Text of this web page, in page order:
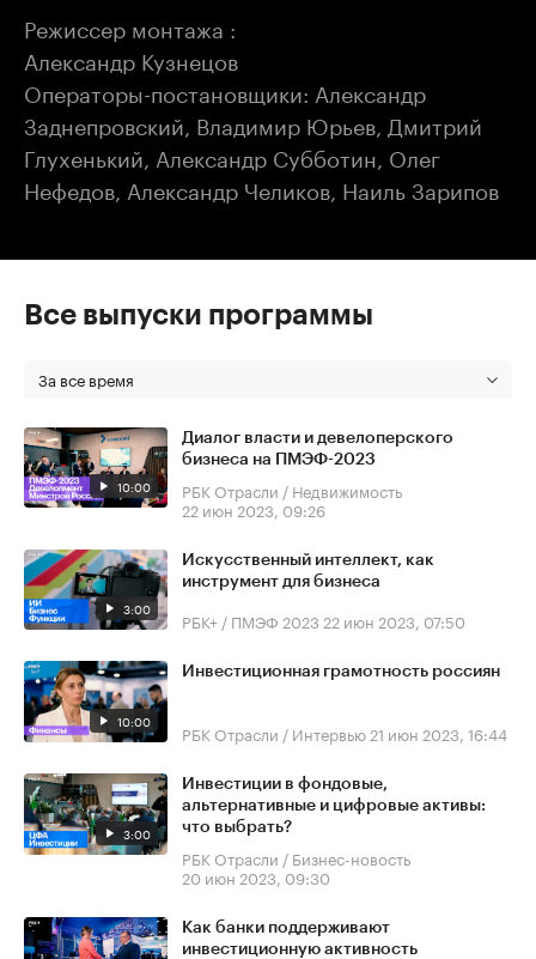
Режиссер монтажа :
Александр Кузнецов
Операторы-постановщики: Александр
Заднепровский, Владимир Юрьев, Дмитрий
Глухенький, Александр Субботин, Олег
Нефедов, Александр Челиков, Наиль Зарипов
Все выпуски программы
За все время
10:00
Диалог власти и девелоперского
бизнеса на ПМЭФ-2023
РБК Отрасли / Недвижимость
22 июн 2023, 09:26
3:00
Искусственный интеллект, как
инструмент для бизнеса
РБК+ / ПМЭФ 2023 22 июн 2023, 07:50
10:00
Инвестиционная грамотность россиян
РБК Отрасли / Интервью 21 июн 2023, 16:44
3:00
Инвестиции в фондовые,
альтернативные и цифровые активы:
что выбрать?
РБК Отрасли / Бизнес-новость
20 июн 2023, 09:30
Как банки поддерживают
инвестиционную активность